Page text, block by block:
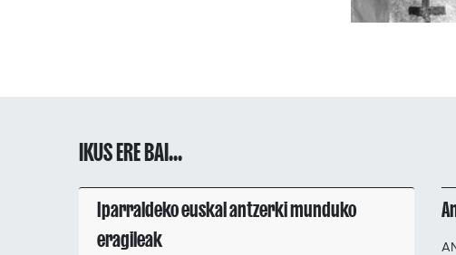
IKUS ERE BAI...
Iparraldeko euskal antzerki munduko
eragileak